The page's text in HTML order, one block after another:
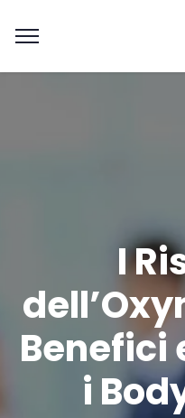
I
Benefici
i